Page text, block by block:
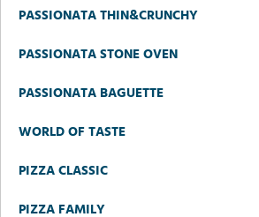
PASSIONATA THIN&CRUNCHY
PASSIONATA STONE OVEN
PASSIONATA BAGUETTE
WORLD OF TASTE
PIZZA CLASSIC
PIZZA FAMILY